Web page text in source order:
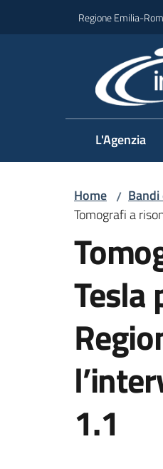
Regione Emilia-
L'Agenzia
Home /
Tomografi a
Tesla
1.1